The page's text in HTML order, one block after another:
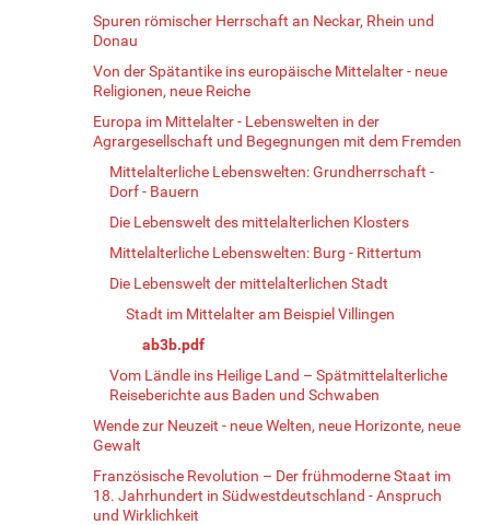
Spuren römischer Herrschaft an Neckar, Rhein und
Donau
Von der Spätantike ins europäische Mittelalter - neue
Religionen, neue Reiche
Europa im Mittelalter - Lebenswelten in der
Agrargesellschaft und Begegnungen mit dem Fremden
Mittelalterliche Lebenswelten: Grundherrschaft -
Dorf - Bauern
Die Lebenswelt des mittelalterlichen Klosters
Mittelalterliche Lebenswelten: Burg - Rittertum
Die Lebenswelt der mittelalterlichen Stadt
Stadt im Mittelalter am Beispiel Villingen
ab3b.pdf
Vom Ländle ins Heilige Land – Spätmittelalterliche
Reiseberichte aus Baden und Schwaben
Wende zur Neuzeit - neue Welten, neue Horizonte, neue
Gewalt
Französische Revolution – Der frühmoderne Staat im
18. Jahrhundert in Südwestdeutschland - Anspruch
und Wirklichkeit